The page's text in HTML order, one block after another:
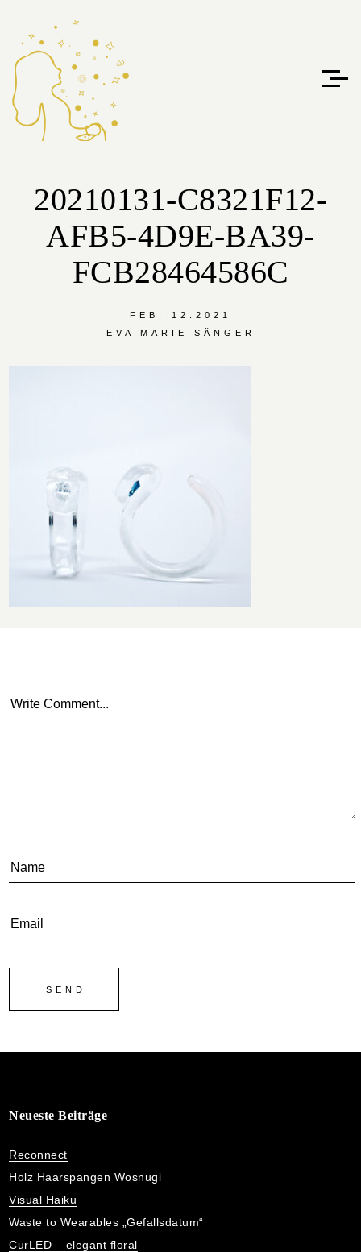
20210131-C8321F12-
AFB5-4D9E-BA39-
FCB28464586C
FEB. 12.2021
EVA MARIE SÄNGER
Neueste Beiträge
Reconnect
Holz Haarspangen Wosnugi
Visual Haiku
Waste to Wearables „Gefallsdatum“
CurLED – elegant floral